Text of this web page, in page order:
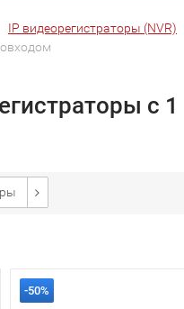
IP видеорегистраторы (NVR)
с 1
-50%